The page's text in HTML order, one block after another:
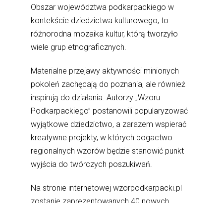
Obszar województwa podkarpackiego w
kontekście dziedzictwa kulturowego, to
różnorodna mozaika kultur, którą tworzyło
wiele grup etnograficznych.
Materialne przejawy aktywności minionych
pokoleń zachęcają do poznania, ale również
inspirują do działania. Autorzy „Wzoru
Podkarpackiego” postanowili popularyzować
wyjątkowe dziedzictwo, a zarazem wspierać
kreatywne projekty, w których bogactwo
regionalnych wzorów będzie stanowić punkt
wyjścia do twórczych poszukiwań.
Na stronie internetowej wzorpodkarpacki.pl